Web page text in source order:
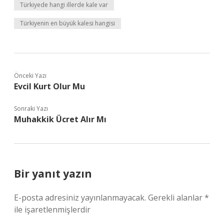
Türkiyede hangi illerde kale var
Türkiyenin en büyük kalesi hangisi
Önceki Yazı
Evcil Kurt Olur Mu
Sonraki Yazı
Muhakkik Ücret Alır Mı
Bir yanıt yazın
E-posta adresiniz yayınlanmayacak. Gerekli alanlar*
ile işaretlenmişlerdir